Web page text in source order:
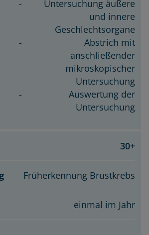
Untersuchung äußere
und innere
Geschlechtsorgane
Abstrich mit
anschließender
mikroskopischer
Untersuchung
Auswertung der
Untersuchung
30+
Früherkennung Brustkrebs
einmal im Jahr